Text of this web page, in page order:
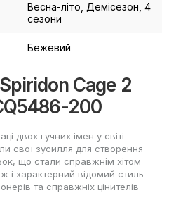
Весна-літо, Демісезон, 4
сезони
Бежевий
Cage 2
200
двох гучних імен у світі
свої зусилля для створення
що стали справжнім хітом
характерний відомий стиль
та справжніх цінителів